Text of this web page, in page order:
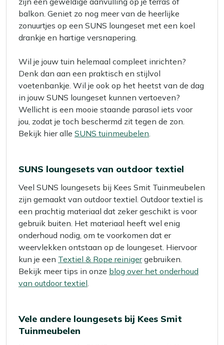
balkon. Geniet zo nog meer van de heerlijke
zonuurtjes op een SUNS loungeset met een koel
drankje en hartige versnapering.
Wil je jouw tuin helemaal compleet inrichten?
Denk dan aan een praktisch en stijlvol
voetenbankje. Wil je ook op het heetst van de dag
in jouw SUNS loungeset kunnen vertoeven?
Wellicht is een mooie staande parasol iets voor
jou, zodat je toch beschermd zit tegen de zon.
Bekijk hier alle SUNS tuinmeubelen.
SUNS loungesets van outdoor textiel
Veel SUNS loungesets bij Kees Smit Tuinmeubelen
zijn gemaakt van outdoor textiel. Outdoor textiel is
een prachtig materiaal dat zeker geschikt is voor
gebruik buiten. Het materiaal heeft wel enig
onderhoud nodig, om te voorkomen dat er
weervlekken ontstaan op de loungeset. Hiervoor
kun je een Textiel & Rope reinigergebruiken.
Bekijk meer tips in onze blog over het onderhoud
van outdoor textiel.
Vele andere loungesets bij Kees Smit
Tuinmeubelen